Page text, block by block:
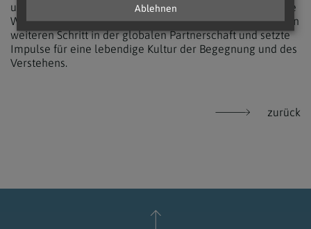
unter Einbindung verschiedener Pfarren in der Erzdiözese
Wien. Mit knapp 100 Teilnehmer:innen markierte sie einen
weiteren Schritt in der globalen Partnerschaft und setzte
Impulse für eine lebendige Kultur der Begegnung und des
Verstehens.
zurück
Ablehnen